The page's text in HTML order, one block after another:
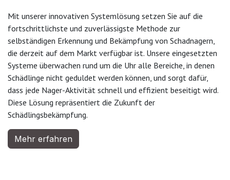
Mit unserer innovativen Systemlösung setzen Sie auf die
fortschrittlichste und zuverlässigste Methode zur
selbständigen Erkennung und Bekämpfung von Schadnagern,
die derzeit auf dem Markt verfügbar ist. Unsere eingesetzten
Systeme überwachen rund um die Uhr alle Bereiche, in denen
Schädlinge nicht geduldet werden können, und sorgt dafür,
dass jede Nager-Aktivität schnell und effizient beseitigt wird.
Diese Lösung repräsentiert die Zukunft der
Schädlingsbekämpfung.
Mehr erfahren